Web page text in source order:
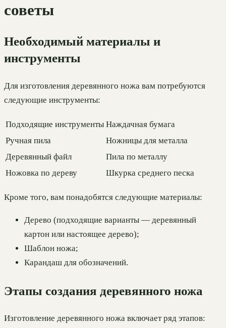
советы
Необходимый материалы и
инструменты
Для изготовления деревянного ножа вам потребуются
следующие инструменты:
Подходящие инструменты Наждачная бумага
Ручная пила
Ножницы для металла
Деревянный файл
Пила по металлу
Ножовка по дереву
Шкурка среднего песка
Кроме того, вам понадобятся следующие материалы:
Дерево (подходящие варианты — деревянный
картон или настоящее дерево);
Шаблон ножа;
Карандаш для обозначений.
Этапы создания деревянного ножа
Изготовление деревянного ножа включает ряд этапов: